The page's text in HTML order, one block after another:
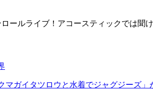
ールライブ！アコースティックでは聞
マガイタツロウと水着でジャグジーズ」